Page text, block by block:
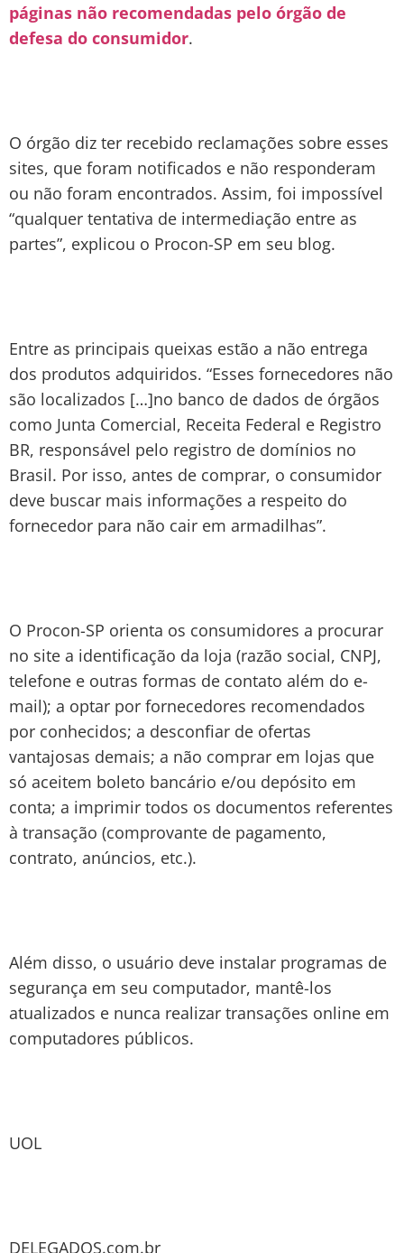
páginas não recomendadas pelo órgão de
defesa do consumidor.
O órgão diz ter recebido reclamações sobre esses
sites, que foram notificados e não responderam
ou não foram encontrados. Assim, foi impossível
“qualquer tentativa de intermediação entre as
partes”, explicou o Procon-SP em seu blog.
Entre as principais queixas estão a não entrega
dos produtos adquiridos. “Esses fornecedores não
são localizados […]no banco de dados de órgãos
como Junta Comercial, Receita Federal e Registro
BR, responsável pelo registro de domínios no
Brasil. Por isso, antes de comprar, o consumidor
deve buscar mais informações a respeito do
fornecedor para não cair em armadilhas”.
O Procon-SP orienta os consumidores a procurar
no site a identificação da loja (razão social, CNPJ,
telefone e outras formas de contato além do e-
mail); a optar por fornecedores recomendados
por conhecidos; a desconfiar de ofertas
vantajosas demais; a não comprar em lojas que
só aceitem boleto bancário e/ou depósito em
conta; a imprimir todos os documentos referentes
à transação (comprovante de pagamento,
contrato, anúncios, etc.).
Além disso, o usuário deve instalar programas de
segurança em seu computador, mantê-los
atualizados e nunca realizar transações online em
computadores públicos.
UOL
DELEGADOS.com.br